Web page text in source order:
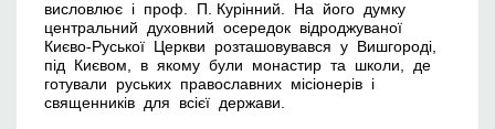
висловлює і проф. П. Курінний. На його думку
центральний духовний осередок відроджуваної
Києво-Руської Церкви розташовувався у Вишгороді,
під Києвом, в якому були монастир та школи, де
готували руських православних місіонерів і
священників для всієї держави.